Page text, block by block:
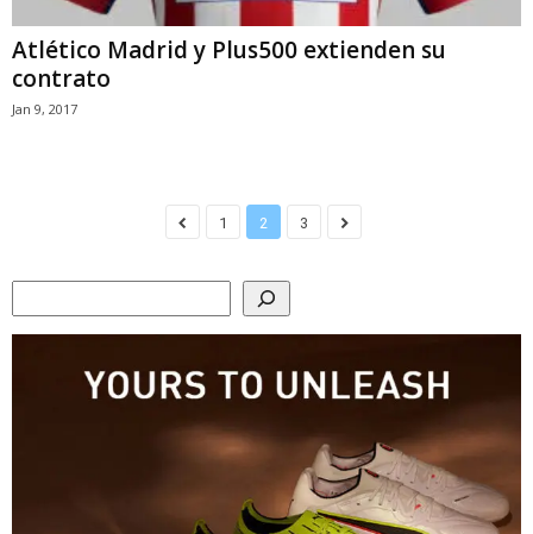
Atlético Madrid y Plus500 extienden su
contrato
Jan 9, 2017
1 2 3